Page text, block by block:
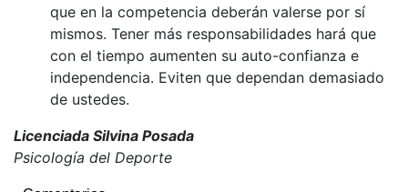
que en la competencia deberán valerse por sí
mismos. Tener más responsabilidades hará que
con el tiempo aumenten su auto-confianza e
independencia. Eviten que dependan demasiado
de ustedes.
Licenciada Silvina Posada
Psicología del Deporte